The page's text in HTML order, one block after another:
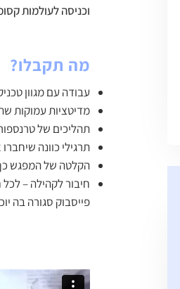
וכניסה לעולמות
מה תקבלו?
עבודה עם מגוון
מדיטציות עמוקות
תהליכים של
תרגילי כוונה
הקלטה של המפגש
חיבור לקהילה –
פייסבוק סגורה בה